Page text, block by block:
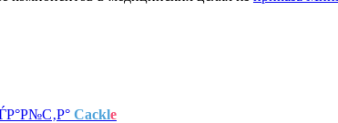
Cackle